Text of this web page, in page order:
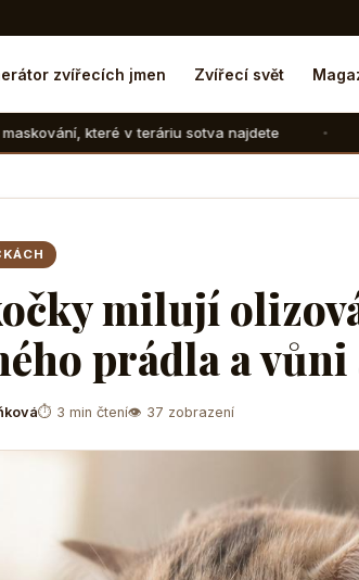
zvířecích jmen Zvířecí svět
teráriu sotva najdete Suchozemské
milují
prádla a vůni
⏱ 3 min čtení👁 37 zobrazení